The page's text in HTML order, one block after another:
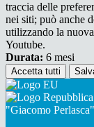
traccia delle
nei siti; può anche
utilizzando la
Youtube.
Durata: 6 mesi
Accetta tutti
"Giacomo Perlasca"